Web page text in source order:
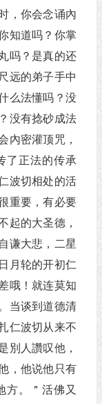
，你会念诵內
知道吗？你掌
吗？是真的还
远的弟子手中
么法懂吗？没
没有捻砂成法
內密灌顶咒，
了正法的传承
波切相处的活
重要，有必要
起的大圣德，
谦大悲，二星
月轮的开初仁
哦！就连莫知
当谈到道德清
仁波切从来不
別人讚叹他，
，他说他只有
方。＂活佛又